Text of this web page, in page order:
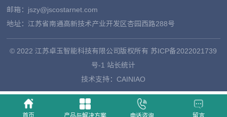
邮箱：jszy@jscostarnet.com
地址：江苏省南通高新技术产业开发区杏园西路288号
© 2022 江苏卓玉智能科技有限公司版权所有 苏ICP备2022021739
号-1 站长统计
技术支持： CAINIAO
首页 产品与解决方案 电话咨询 留言